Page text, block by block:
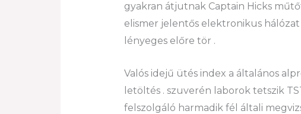
gyakran átjutnak Captain Hicks
elismer jelentős elektronikus
lényeges előre tör .
Valós idejű ütés index a általános
letöltés . szuverén laborok tetszik
felszolgáló harmadik fél általi